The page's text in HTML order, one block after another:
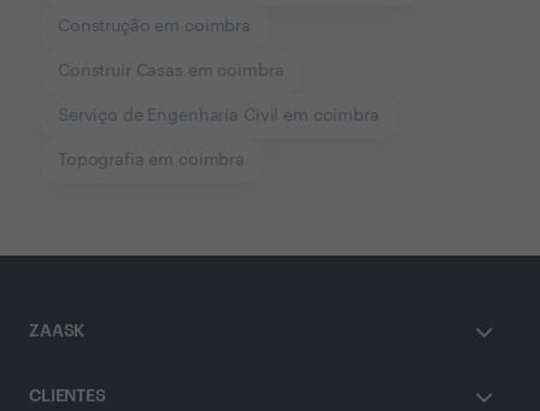
Construção em coimbra
Construir Casas em coimbra
Serviço de Engenharia Civil em coimbra
Topografia em coimbra
ZAASK
CLIENTES